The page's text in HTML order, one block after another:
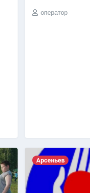
оператор
Арсеньев